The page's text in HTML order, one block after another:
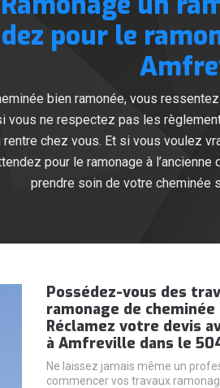
pour le
bien ramonée, vous
vous ne respectez pas les
chez vous. Et si vous voulez
pour le ramonage à
prendre soin de votre cheminée
Possédez-vous des
ramonage de cheminée
Réclamez votre devis
à Amfreville dans le
Ne laissez jamais même un
commencer vos travaux